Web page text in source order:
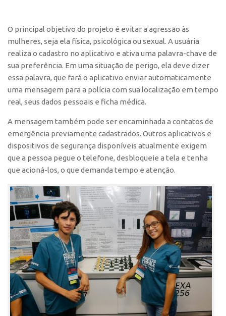
O principal objetivo do projeto é evitar a agressão às
mulheres, seja ela física, psicológica ou sexual. A usuária
realiza o cadastro no aplicativo e ativa uma palavra-chave de
sua preferência. Em uma situação de perigo, ela deve dizer
essa palavra, que fará o aplicativo enviar automaticamente
uma mensagem para a polícia com sua localização em tempo
real, seus dados pessoais e ficha médica.
A mensagem também pode ser encaminhada a contatos de
emergência previamente cadastrados. Outros aplicativos e
dispositivos de segurança disponíveis atualmente exigem
que a pessoa pegue o telefone, desbloqueie a tela e tenha
que acioná-los, o que demanda tempo e atenção.